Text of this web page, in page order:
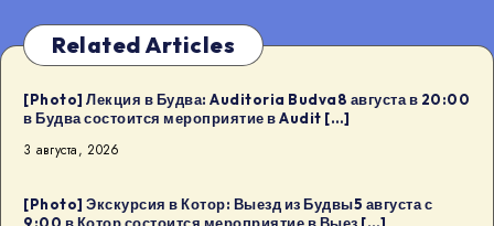
Related Articles
[Photo] Лекция в Будва: Auditoria Budva8 августа в 20:00
в Будва состоится мероприятие в Audit […]
3 августа, 2026
[Photo] Экскурсия в Котор: Выезд из Будвы5 августа с